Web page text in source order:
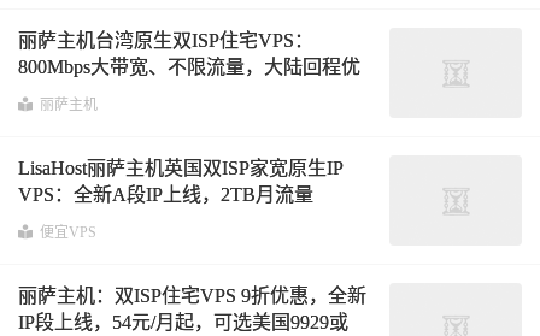
丽萨主机台湾原生双ISP住宅VPS：
800Mbps大带宽、不限流量，大陆回程优
化线路，专为流媒体业务打造
丽萨主机
LisaHost丽萨主机英国双ISP家宽原生IP
VPS：全新A段IP上线，2TB月流量
@300Mbps带宽9折419元/年
便宜VPS
丽萨主机：双ISP住宅VPS 9折优惠，全新
IP段上线，54元/月起，可选美国9929或